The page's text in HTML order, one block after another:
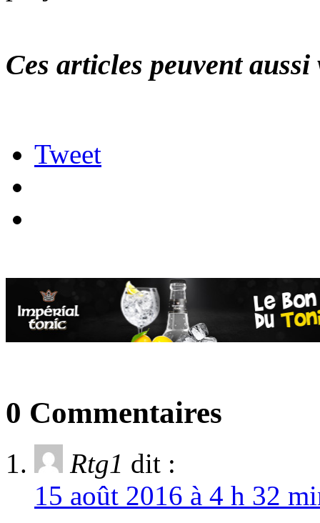
Ces articles peuvent
Tweet
0 Commentaires
Rtg1 dit :
15 août 2016 à 4 h 32